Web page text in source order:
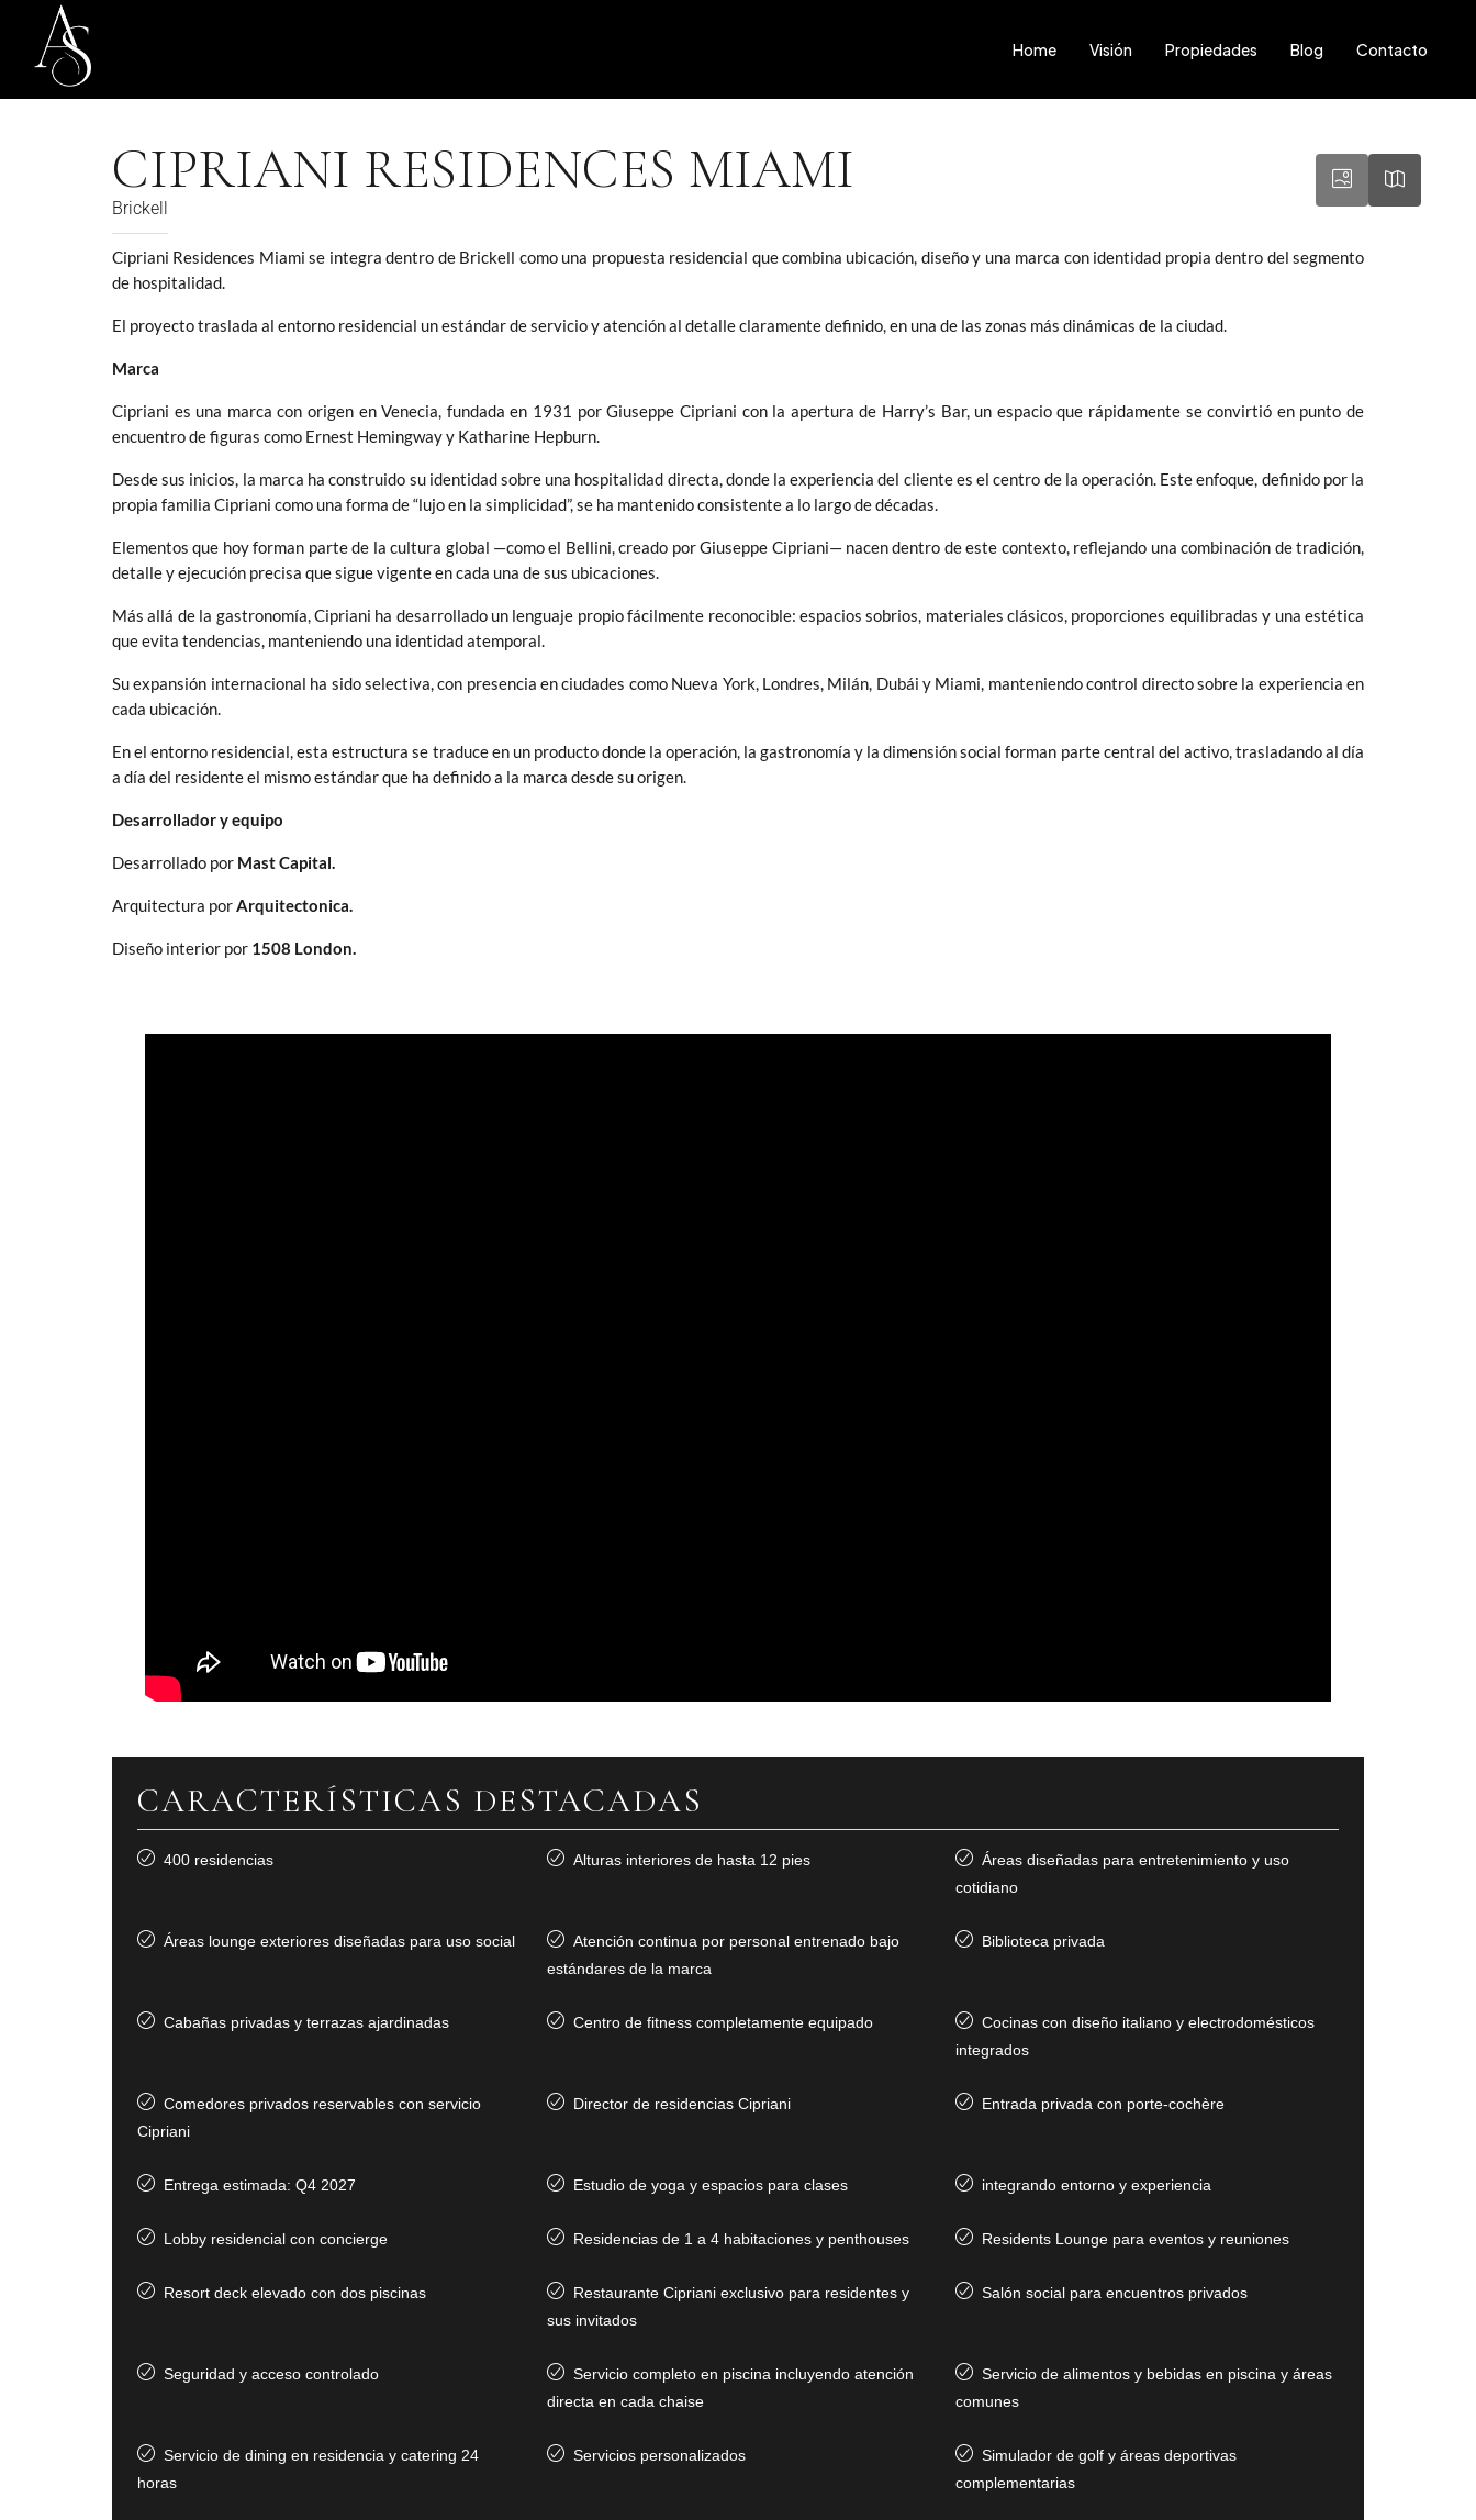
Home Visión Propiedades Blog Contacto
CIPRIANI RESIDENCES MIAMI
Brickell
Cipriani Residences Miami se integra dentro de Brickell como una propuesta residencial que combina ubicación, diseño y una marca con identidad propia dentro del segmento
de hospitalidad.
El proyecto traslada al entorno residencial un estándar de servicio y atención al detalle claramente definido, en una de las zonas más dinámicas de la ciudad.
Marca
Cipriani es una marca con origen en Venecia, fundada en 1931 por Giuseppe Cipriani con la apertura de Harry’s Bar, un espacio que rápidamente se convirtió en punto de
encuentro de figuras como Ernest Hemingway y Katharine Hepburn.
Desde sus inicios, la marca ha construido su identidad sobre una hospitalidad directa, donde la experiencia del cliente es el centro de la operación. Este enfoque, definido por la
propia familia Cipriani como una forma de “lujo en la simplicidad”, se ha mantenido consistente a lo largo de décadas.
Elementos que hoy forman parte de la cultura global —como el Bellini, creado por Giuseppe Cipriani— nacen dentro de este contexto, reflejando una combinación de tradición,
detalle y ejecución precisa que sigue vigente en cada una de sus ubicaciones.
Más allá de la gastronomía, Cipriani ha desarrollado un lenguaje propio fácilmente reconocible: espacios sobrios, materiales clásicos, proporciones equilibradas y una estética
que evita tendencias, manteniendo una identidad atemporal.
Su expansión internacional ha sido selectiva, con presencia en ciudades como Nueva York, Londres, Milán, Dubái y Miami, manteniendo control directo sobre la experiencia en
cada ubicación.
En el entorno residencial, esta estructura se traduce en un producto donde la operación, la gastronomía y la dimensión social forman parte central del activo, trasladando al día
a día del residente el mismo estándar que ha definido a la marca desde su origen.
Desarrollador y equipo
Desarrollado por Mast Capital.
Arquitectura porArquitectonica.
Diseño interior por 1508 London.
CARACTERÍSTICAS DESTACADAS
400 residencias Alturas interiores de hasta 12 pies
Áreas diseñadas para entretenimiento y uso
cotidiano
Áreas lounge exteriores diseñadas para uso social
Atención continua por personal entrenado bajo
estándares de la marca
Biblioteca privada
Cabañas privadas y terrazas ajardinadas Centro de fitness completamente equipado
Cocinas con diseño italiano y electrodomésticos
integrados
Comedores privados reservables con servicio
Cipriani
Director de residencias Cipriani Entrada privada con porte-cochère
Entrega estimada: Q4 2027 Estudio de yoga y espacios para clases integrando entorno y experiencia
Lobby residencial con concierge Residencias de 1 a 4 habitaciones y penthouses Residents Lounge para eventos y reuniones
Resort deck elevado con dos piscinas
Restaurante Cipriani exclusivo para residentes y
sus invitados
Salón social para encuentros privados
Seguridad y acceso controlado
Servicio completo en piscina incluyendo atención
directa en cada chaise
Servicio de alimentos y bebidas en piscina y áreas
comunes
Servicio de dining en residencia y catering 24
horas
Servicios personalizados
Simulador de golf y áreas deportivas
complementarias